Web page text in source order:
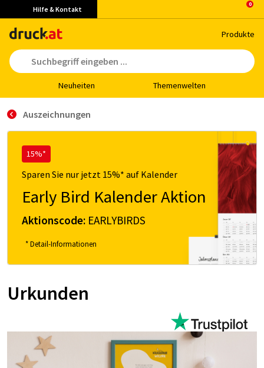
Hilfe & Kontakt
Pro­duk­te
Neu­hei­ten The­men­wel­ten
Auszeichnungen
15%*
Sparen Sie nur jetzt 15%* auf Kalender
Early Bird Kalender Aktion
Aktionscode: EARLYBIRDS
* Detail-Informationen
Urkunden